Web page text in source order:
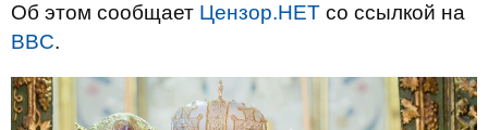
Об этом сообщает Цензор.НЕТ со ссылкой на
BBC.